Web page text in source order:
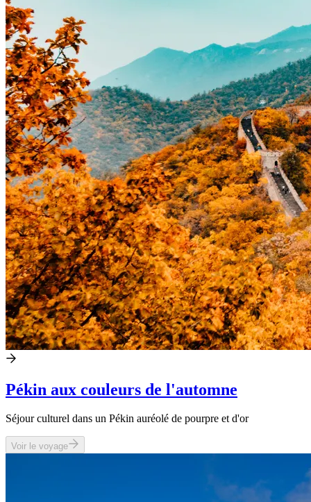
Pékin aux couleurs de l'automne
Séjour culturel dans un Pékin auréolé de pourpre et d'or
Voir le voyage